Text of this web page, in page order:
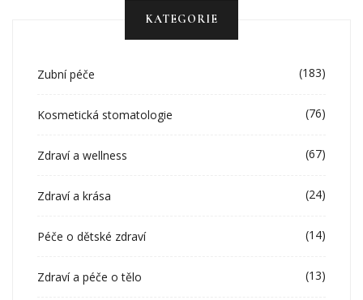
KATEGORIE
Zubní péče (183)
Kosmetická stomatologie (76)
Zdraví a wellness (67)
Zdraví a krása (24)
Péče o dětské zdraví (14)
Zdraví a péče o tělo (13)